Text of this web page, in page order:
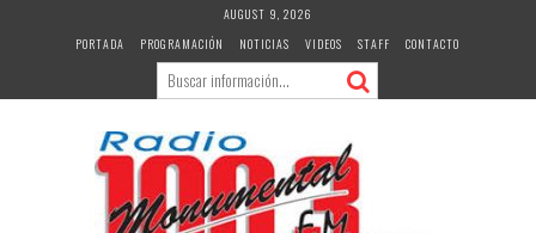
AUGUST 9, 2026
PORTADA
PROGRAMACIÓN NOTICIAS VIDEOS STAFF CONTACTO